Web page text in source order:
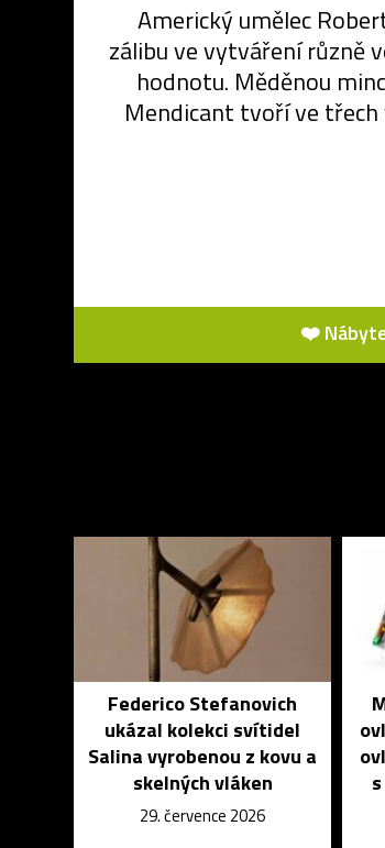
Americký umělec
zálibu ve vytváření různě
hodnotu. Měděnou
Mendicant tvoří ve třech
❤️
Federico Stefanovich
ukázal kolekci svítidel
Salina vyrobenou z kovu a
skelných vláken
29. července 2026